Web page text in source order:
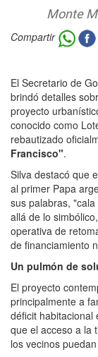
Monte
Compartir
El Secretario de
brindó detalles
proyecto
conocido como
rebautizado
Francisco".
Silva destacó que
al primer Papa
sus palabras,
allá de lo
operativa de
de financiamiento
Un pulmón de
El proyecto
principalmente a
déficit habitacional
que el acceso a la
los vecinos